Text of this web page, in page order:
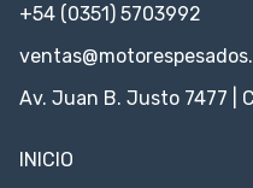
+54 (0351) 5703992
Av. Juan B. Justo 7477 |
INICIO